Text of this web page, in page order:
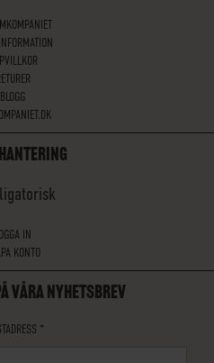
BLOGG
IN
KONTO
VÅRA NYHETSBREV
*